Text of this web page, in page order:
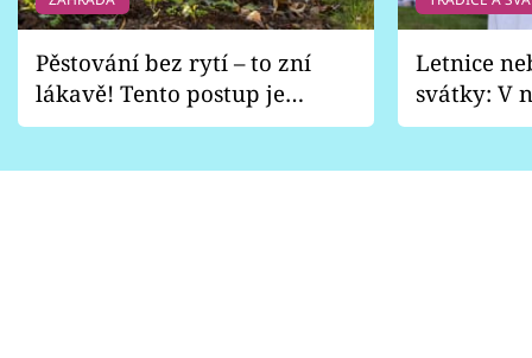
Pěstování bez rytí – to zní
lákavě! Tento postup je
vhodný jen pro některé
Letnice
svátky: V
pondělí